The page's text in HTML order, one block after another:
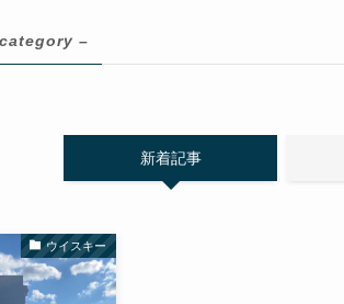
–
新着記事
ウイスキー